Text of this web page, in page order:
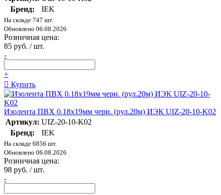
Бренд:
IEK
На складе 747 шт.
Обновлено 06.08.2026
Розничная цена:
85 руб. / шт.
-
+
Купить
Изолента ПВХ 0.18х19мм черн. (рул.20м) ИЭК UIZ-20-10-K02
Артикул: UIZ-20-10-K02
Бренд:
IEK
На складе 6856 шт.
Обновлено 06.08.2026
Розничная цена:
98 руб. / шт.
-